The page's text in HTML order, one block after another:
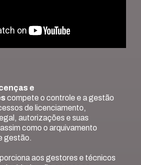
e
compete o controle e a gestão
de licenciamento,
autorizações e suas
como o arquivamento
gestão.
aos gestores e técnicos